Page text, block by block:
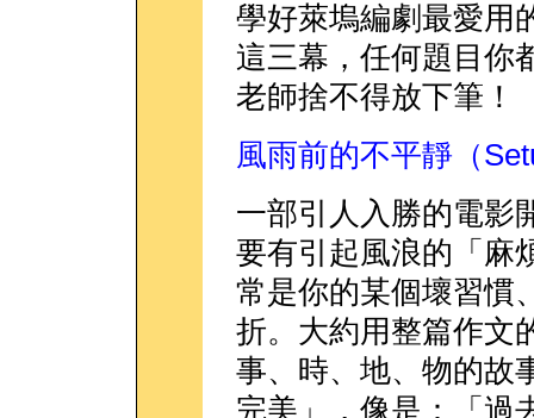
學好萊塢編劇最愛用
這三幕，任何題目你
老師捨不得放下筆！
風雨前的不平靜（
一部引人入勝的電影
要有引起風浪的「麻
常是你的某個壞習慣
折。大約用整篇作文
事、時、地、物的故
完美」，像是：「